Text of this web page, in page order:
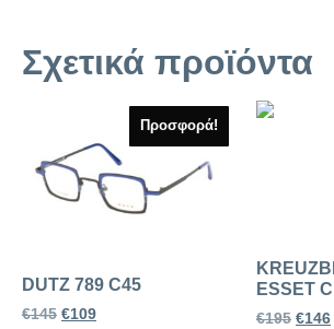
Σχετικά προϊόντα
Προσφορά!
DUTZ 789 C45
€145 €109
ESSET
€195 €146